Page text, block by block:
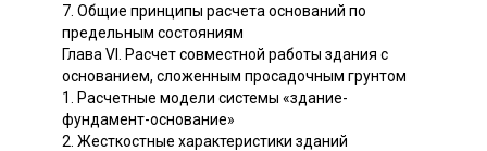
7. Общие принципы расчета оснований по
предельным состояниям
Глава VI. Расчет совместной работы здания с
основанием, сложенным просадочным грунтом
1. Расчетные модели системы «здание-
фундамент-основание»
2. Жесткостные характеристики зданий